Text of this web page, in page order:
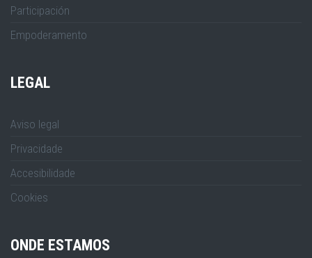
Participación
Empoderamento
LEGAL
Aviso legal
Privacidade
Accesibilidade
Cookies
ONDE ESTAMOS